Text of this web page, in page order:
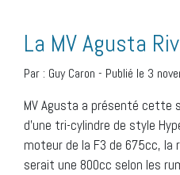
La MV Agusta
Par : Guy Caron - Publié le 3
MV Agusta a présenté cette
d’une tri-cylindre de style
moteur de la F3 de 675cc,
serait une 800cc selon les